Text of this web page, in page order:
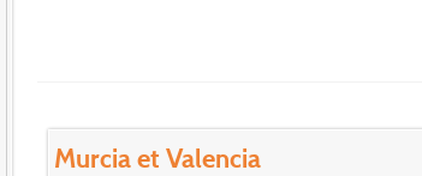
Murcia et Valencia